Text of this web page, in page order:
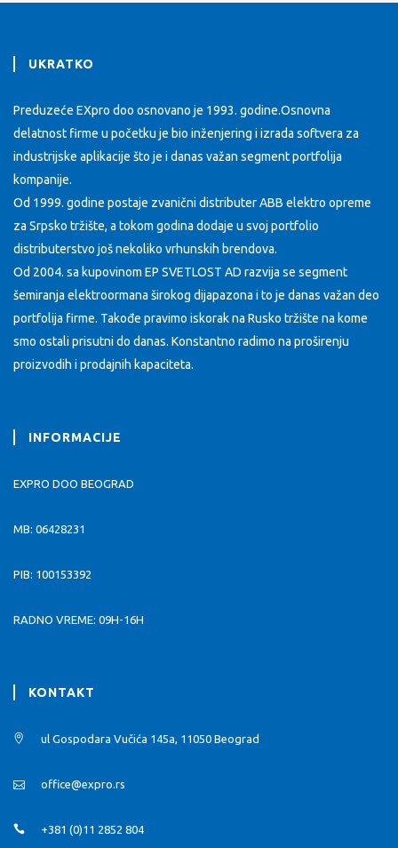
UKRATKO
Preduzeće EXpro doo osnovano je 1993. godine.Osnovna
delatnost firme u početku je bio inženjering i izrada softvera za
industrijske aplikacije što je i danas važan segment portfolija
kompanije.
Od 1999. godine postaje zvanični distributer ABB elektro opreme
za Srpsko tržište, a tokom godina dodaje u svoj portfolio
distributerstvo još nekoliko vrhunskih brendova.
Od 2004. sa kupovinom EP SVETLOST AD razvija se segment
šemiranja elektroormana širokog dijapazona i to je danas važan deo
portfolija firme. Takođe pravimo iskorak na Rusko tržište na kome
smo ostali prisutni do danas. Konstantno radimo na proširenju
proizvodih i prodajnih kapaciteta.
INFORMACIJE
EXPRO DOO BEOGRAD
MB: 06428231
PIB: 100153392
RADNO VREME: 09H-16H
KONTAKT
ul Gospodara Vučića 145a, 11050 Beograd
office@expro.rs
+381 (0)11 2852 804